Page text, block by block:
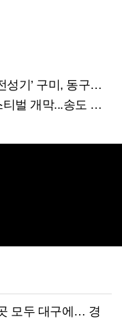
미, 동구미역 더 절실
바다 달군 레트로 열기
모두 대구에… 경